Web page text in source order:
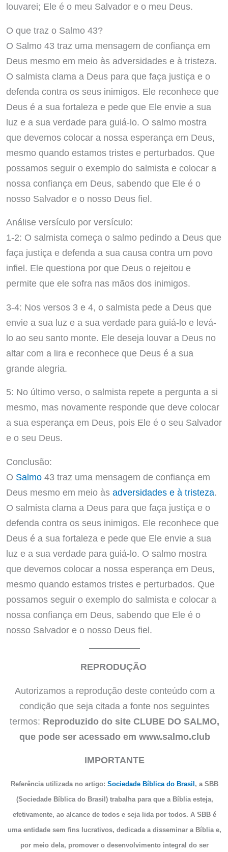
louvarei; Ele é o meu Salvador e o meu Deus.
O que traz o Salmo 43?
O Salmo 43 traz uma mensagem de confiança em
Deus mesmo em meio às adversidades e à tristeza.
O salmista clama a Deus para que faça justiça e o
defenda contra os seus inimigos. Ele reconhece que
Deus é a sua fortaleza e pede que Ele envie a sua
luz e a sua verdade para guiá-lo. O salmo mostra
que devemos colocar a nossa esperança em Deus,
mesmo quando estamos tristes e perturbados. Que
possamos seguir o exemplo do salmista e colocar a
nossa confiança em Deus, sabendo que Ele é o
nosso Salvador e o nosso Deus fiel.
Análise versículo por versículo:
1-2: O salmista começa o salmo pedindo a Deus que
faça justiça e defenda a sua causa contra um povo
infiel. Ele questiona por que Deus o rejeitou e
permite que ele sofra nas mãos dos inimigos.
3-4: Nos versos 3 e 4, o salmista pede a Deus que
envie a sua luz e a sua verdade para guiá-lo e levá-
lo ao seu santo monte. Ele deseja louvar a Deus no
altar com a lira e reconhece que Deus é a sua
grande alegria.
5: No último verso, o salmista repete a pergunta a si
mesmo, mas novamente responde que deve colocar
a sua esperança em Deus, pois Ele é o seu Salvador
e o seu Deus.
Conclusão:
O Salmo43 traz uma mensagem de confiança em
Deus mesmo em meio às adversidades e à tristeza.
O salmista clama a Deus para que faça justiça e o
defenda contra os seus inimigos. Ele reconhece que
Deus é a sua fortaleza e pede que Ele envie a sua
luz e a sua verdade para guiá-lo. O salmo mostra
que devemos colocar a nossa esperança em Deus,
mesmo quando estamos tristes e perturbados. Que
possamos seguir o exemplo do salmista e colocar a
nossa confiança em Deus, sabendo que Ele é o
nosso Salvador e o nosso Deus fiel.
REPRODUÇÃO
Autorizamos a reprodução deste conteúdo com a
condição que seja citada a fonte nos seguintes
termos: Reproduzido do site CLUBE DO SALMO,
que pode ser acessado em www.salmo.club
IMPORTANTE
Referência utilizada no artigo: Sociedade Bíblica do Brasil, a SBB
(Sociedade Bíblica do Brasil) trabalha para que a Bíblia esteja,
efetivamente, ao alcance de todos e seja lida por todos. A SBB é
uma entidade sem fins lucrativos, dedicada a disseminar a Bíblia e,
por meio dela, promover o desenvolvimento integral do ser